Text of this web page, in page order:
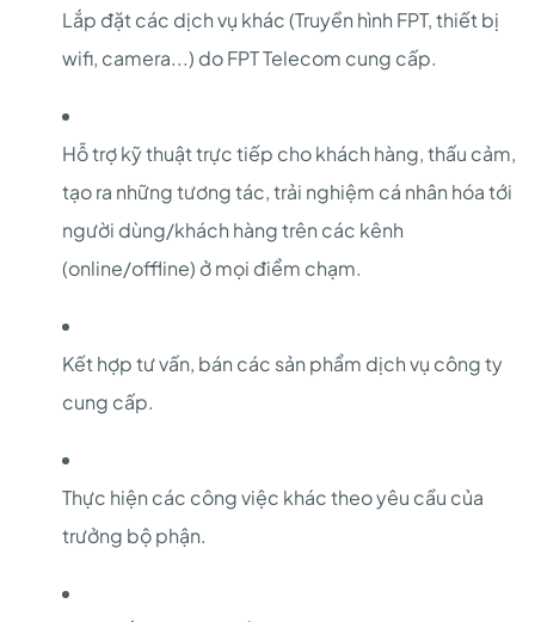
Lắp đặt các dịch vụ khác (Truyền hình FPT, thiết bị
wifi, camera...) do FPT Telecom cung cấp.
Hỗ trợ kỹ thuật trực tiếp cho khách hàng, thấu cảm,
tạo ra những tương tác, trải nghiệm cá nhân hóa tới
người dùng/khách hàng trên các kênh
(online/offline) ở mọi điểm chạm.
Kết hợp tư vấn, bán các sản phẩm dịch vụ công ty
cung cấp.
Thực hiện các công việc khác theo yêu cầu của
trưởng bộ phận.